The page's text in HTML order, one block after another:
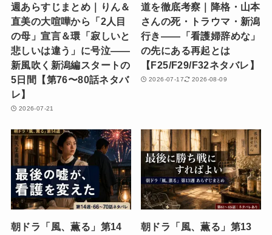
週あらすじまとめ｜りん＆
直美の大喧嘩から「2人目
の母」宣言＆環「寂しいと
悲しいは違う」に号泣——
新風吹く新潟編スタートの
5日間【第76〜80話ネタバ
レ】
2026-07-21
道を徹底考察｜降格・山本
さんの死・トラウマ・新潟
行き——「看護婦辞めな」
の先にある再起とは
【F25/F29/F32ネタバレ】
2026-07-17 2026-08-09
朝ドラ「風、薫る」第14
朝ドラ「風、薫る」第13